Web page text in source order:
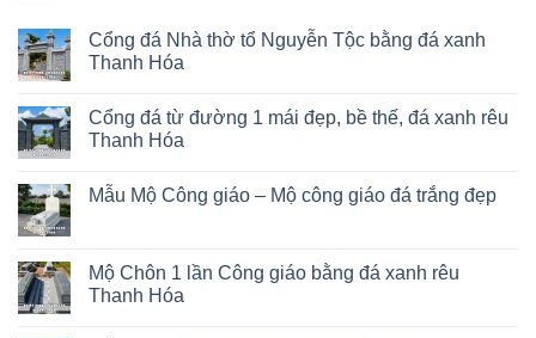
Cổng đá Nhà thờ tổ Nguyễn Tộc bằng đá xanh
Thanh Hóa
Cổng đá từ đường 1 mái đẹp, bề thế, đá xanh rêu
Thanh Hóa
Mẫu Mộ Công giáo – Mộ công giáo đá trắng đẹp
Mộ Chôn 1 lần Công giáo bằng đá xanh rêu
Thanh Hóa